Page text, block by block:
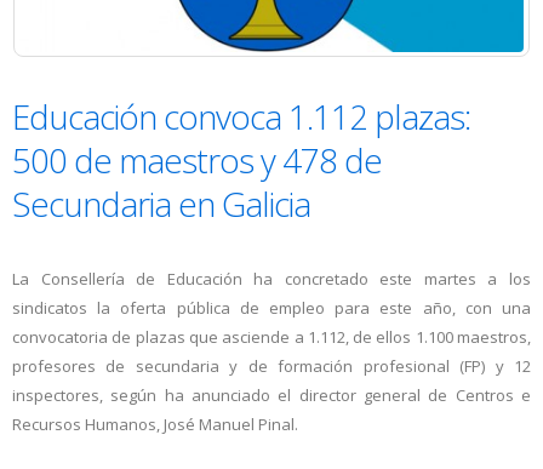
Educación convoca 1.112 plazas:
500 de maestros y 478 de
Secundaria en Galicia
La Consellería de Educación ha concretado este martes a los
sindicatos la oferta pública de empleo para este año, con una
convocatoria de plazas que asciende a 1.112, de ellos 1.100 maestros,
profesores de secundaria y de formación profesional (FP) y 12
inspectores, según ha anunciado el director general de Centros e
Recursos Humanos, José Manuel Pinal.